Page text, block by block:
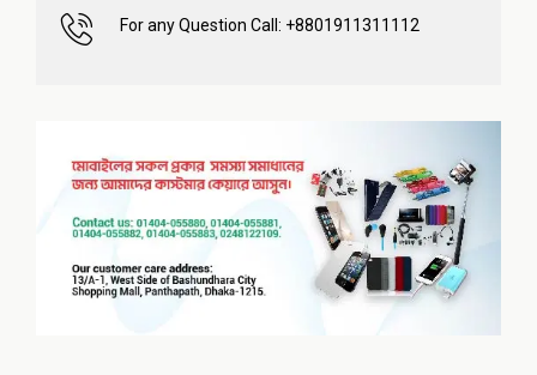
For any Question Call: +8801911311112